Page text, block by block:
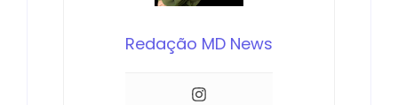
Redação MD News